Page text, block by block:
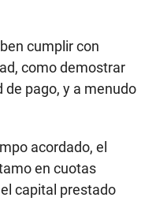
cumplir con
como demostrar
pago, y a menudo
acordado, el
en cuotas
capital prestado